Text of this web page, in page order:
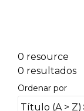
0 resource
0 resultados
Ordenar por